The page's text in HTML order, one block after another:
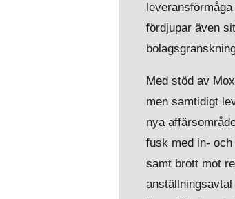
fördjupar även
Med stöd av
men samtidigt
nya
fusk med in-
samt brott mot